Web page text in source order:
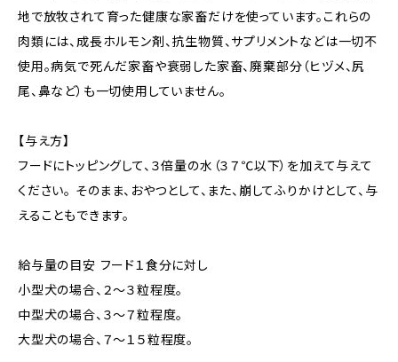
地で放牧されて育った健康な家畜だけを使っています。これらの
肉類には、成長ホルモン剤、抗生物質、サプリメントなどは一切不
使用。病気で死んだ家畜や衰弱した家畜、廃棄部分（ヒヅメ、尻
尾、鼻など）も一切使用していません。
【与え方】
フードにトッピングして、３倍量の水（３７℃以下）を加えて与えて
ください。 そのまま、おやつとして、また、崩してふりかけとして、与
えることもできます。
給与量の目安 フード１食分に対し
小型犬の場合、２〜３粒程度。
中型犬の場合、３〜７粒程度。
大型犬の場合、７〜１５粒程度。